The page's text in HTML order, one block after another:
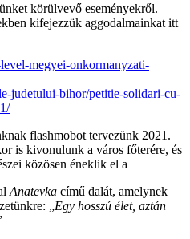
körülvevő eseményekről.
kifejezzük aggodalmainkat itt
megyei-onkormanyzati-
judetului-bihor/petitie-solidari-cu-
flashmobot tervezünk 2021.
is kivonulunk a város főterére, és
közösen éneklik el a
Anatevka című dalát, amelynek
„Egy hosszú élet, aztán